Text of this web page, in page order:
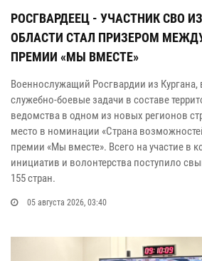
РОСГВАРДЕЕЦ - УЧАСТНИК СВО
ОБЛАСТИ СТАЛ ПРИЗЕРОМ
ПРЕМИИ «МЫ ВМЕСТЕ»
Военнослужащий Росгвардии из
служебно-боевые задачи в составе
ведомства в одном из новых регионов
место в номинации «Страна
премии «Мы вместе». Всего на участие в
инициатив и волонтерства поступило
155 стран.
05 августа 2026, 03:40